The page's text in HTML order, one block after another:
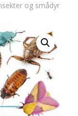
og smådyr